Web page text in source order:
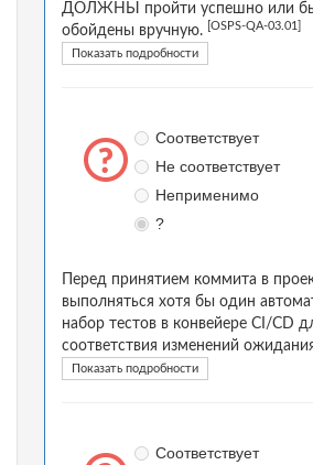
ДОЛЖНЫ пройти успешно или
обойдены вручную.
[OSPS-QA-03.01]
Показать подробности
Соответствует
Не соответствует
Неприменимо
?
Перед принятием коммита в
выполняться хотя бы один
набор тестов в конвейере CI/CD
соответствия изменений
Показать подробности
Соответствует